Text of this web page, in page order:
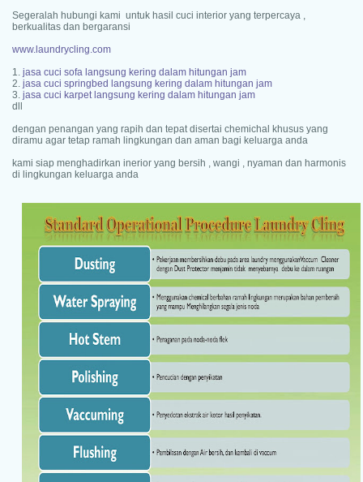
Segeralah hubungi kami untuk hasil cuci interior yang terpercaya ,
berkualitas dan bergaransi
www.laundrycling.com
1. jasa cuci sofa langsung kering dalam hitungan jam
2. jasa cuci springbed langsung kering dalam hitungan jam
3. jasa cuci karpet langsung kering dalam hitungan jam
dll
dengan penangan yang rapih dan tepat disertai chemichal khusus yang
diramu agar tetap ramah lingkungan dan aman bagi keluarga anda
kami siap menghadirkan inerior yang bersih , wangi , nyaman dan harmonis
di lingkungan keluarga anda